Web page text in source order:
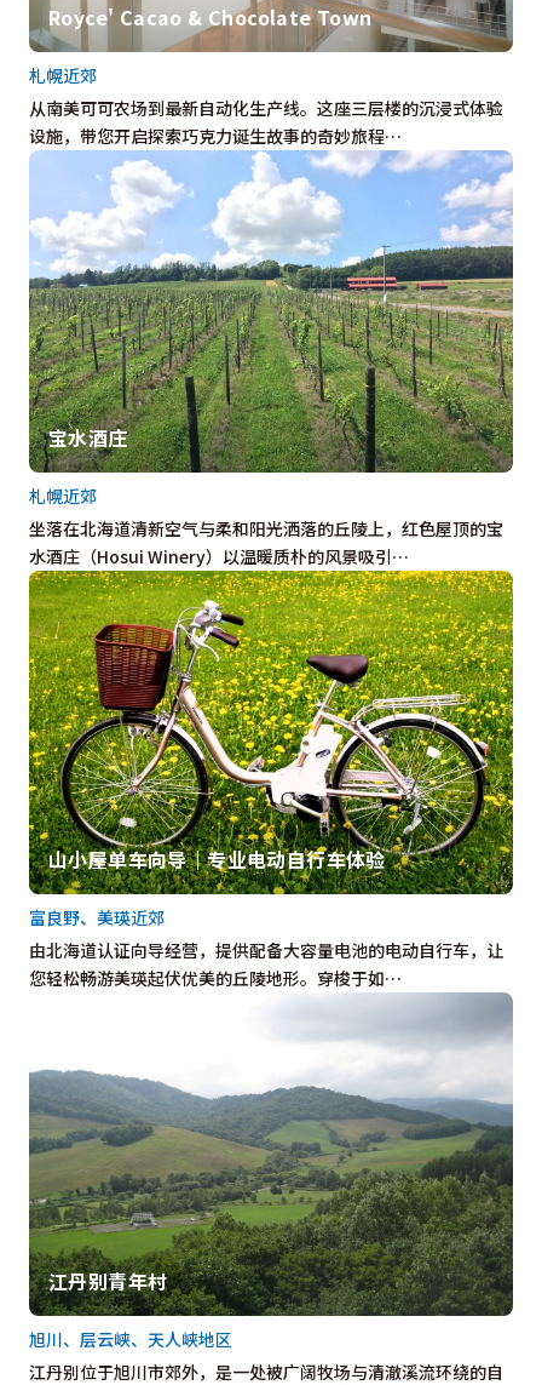
Royce' Cacao & Chocolate Town
从南美可可农场到最新自动化生产线。这座三层楼的沉浸式体验
设施，带您开启探索巧克力诞生故事的奇妙旅程…
札幌近郊
宝水酒庄
坐落在北海道清新空气与柔和阳光洒落的丘陵上，红色屋顶的宝
水酒庄（Hosui Winery）以温暖质朴的风景吸引…
札幌近郊
山小屋单车向导｜专业电动自行车体验
由北海道认证向导经营，提供配备大容量电池的电动自行车，让
您轻松畅游美瑛起伏优美的丘陵地形。穿梭于如…
富良野、美瑛近郊
江丹别青年村
江丹别位于旭川市郊外，是一处被广阔牧场与清澈溪流环绕的自
旭川、层云峡、天人峡地区